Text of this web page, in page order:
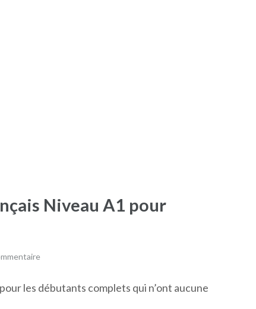
Niveau A1 pour
les débutants complets qui n’ont aucune